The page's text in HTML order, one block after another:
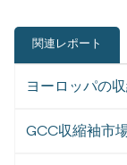
関連レポート
ヨーロッパの
GCC収縮袖市